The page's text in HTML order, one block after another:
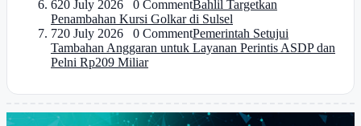
620 July 2026 0 CommentBahlil Targetkan
Penambahan Kursi Golkar di Sulsel
720 July 2026 0 CommentPemerintah Setujui
Tambahan Anggaran untuk Layanan Perintis ASDP dan
Pelni Rp209 Miliar